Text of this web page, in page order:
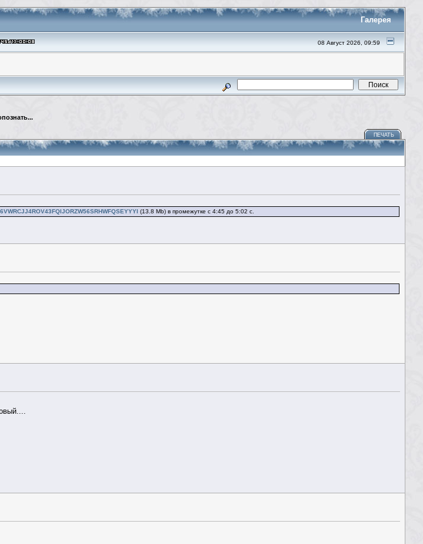
Галерея
08 Август 2026, 09:59
ПЕЧАТЬ
(13.8 Mb) в промежутке с 4:45 до 5:02 с.